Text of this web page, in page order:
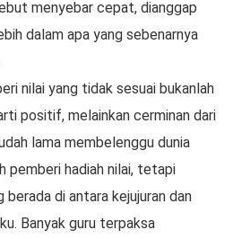
menyebar cepat, dianggap
dalam apa yang sebenarnya
nilai yang tidak sesuai bukanlah
positif, melainkan cerminan dari
lama membelenggu dunia
pemberi hadiah nilai, tetapi
berada di antara kejujuran dan
Banyak guru terpaksa